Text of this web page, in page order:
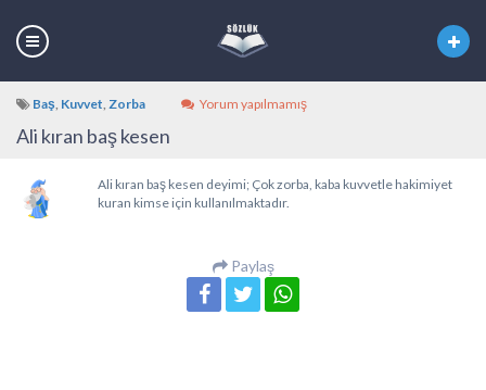
Baş, Kuvvet, Zorba Yorum yapılmamış
Ali kıran baş kesen
Ali kıran baş kesen deyimi; Çok zorba, kaba kuvvetle hakimiyet
kuran kimse için kullanılmaktadır.
Paylaş